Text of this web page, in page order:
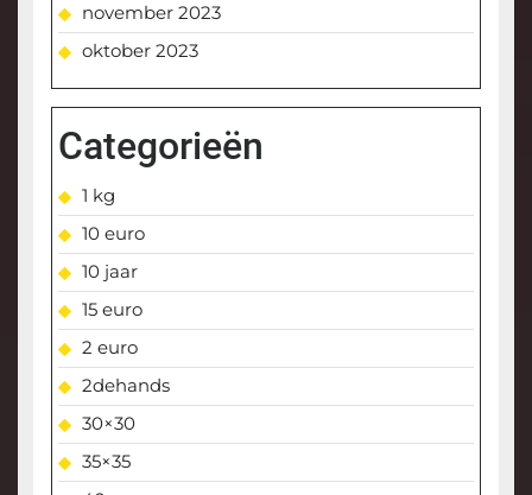
november 2023
oktober 2023
Categorieën
1 kg
10 euro
10 jaar
15 euro
2 euro
2dehands
30×30
35×35